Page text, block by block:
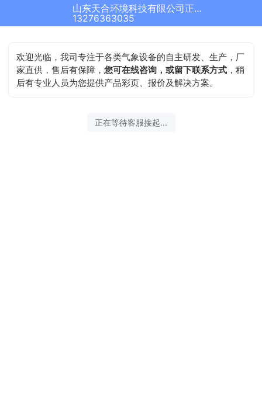
山东天合环境科技有限公司正在为您服务
13276363035
欢迎光临，我司专注于各类气象设备的自主研发、生产，厂
家直供，售后有保障，您可在线咨询，或留下联系方式 ，稍
后有专业人员为您提供产品彩页、报价及解决方案。
正在等待客服接起...